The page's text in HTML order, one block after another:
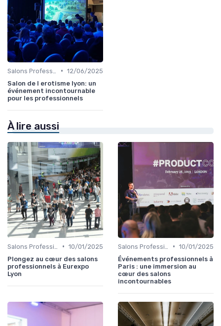
• 12/06/2025
Salon de l erotisme lyon: un
événement incontournable
pour les professionnels
À lire aussi
• 10/01/2025
Plongez au cœur des salons
professionnels à Eurexpo
Lyon
• 10/01/2025
Événements professionnels à
Paris : une immersion au
cœur des salons
incontournables